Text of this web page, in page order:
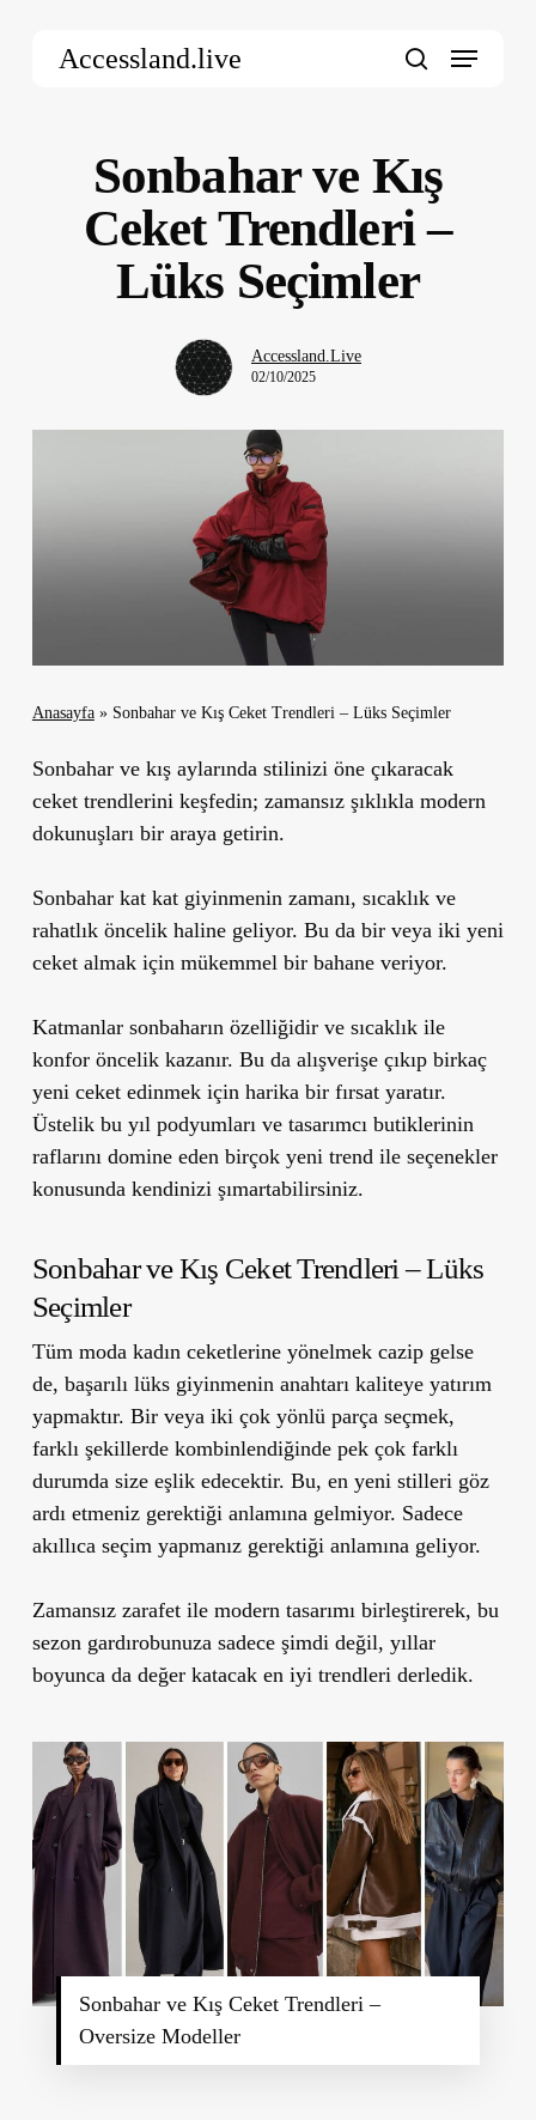
Accessland.live Menu
Sonbahar ve Kış
Ceket Trendleri –
Lüks Seçimler
Accessland.Live
02/10/2025
Anasayfa» Sonbahar ve Kış Ceket Trendleri – Lüks Seçimler
Sonbahar ve kış aylarında stilinizi öne çıkaracak
ceket trendlerini keşfedin; zamansız şıklıkla modern
dokunuşları bir araya getirin.
Sonbahar kat kat giyinmenin zamanı, sıcaklık ve
rahatlık öncelik haline geliyor. Bu da bir veya iki yeni
ceket almak için mükemmel bir bahane veriyor.
Katmanlar sonbaharın özelliğidir ve sıcaklık ile
konfor öncelik kazanır. Bu da alışverişe çıkıp birkaç
yeni ceket edinmek için harika bir fırsat yaratır.
Üstelik bu yıl podyumları ve tasarımcı butiklerinin
raflarını domine eden birçok yeni trend ile seçenekler
konusunda kendinizi şımartabilirsiniz.
Sonbahar ve Kış Ceket Trendleri – Lüks
Seçimler
Tüm moda kadın ceketlerine yönelmek cazip gelse
de, başarılı lüks giyinmenin anahtarı kaliteye yatırım
yapmaktır. Bir veya iki çok yönlü parça seçmek,
farklı şekillerde kombinlendiğinde pek çok farklı
durumda size eşlik edecektir. Bu, en yeni stilleri göz
ardı etmeniz gerektiği anlamına gelmiyor. Sadece
akıllıca seçim yapmanız gerektiği anlamına geliyor.
Zamansız zarafet ile modern tasarımı birleştirerek, bu
sezon gardırobunuza sadece şimdi değil, yıllar
boyunca da değer katacak en iyi trendleri derledik.
Sonbahar ve Kış Ceket Trendleri –
Oversize Modeller